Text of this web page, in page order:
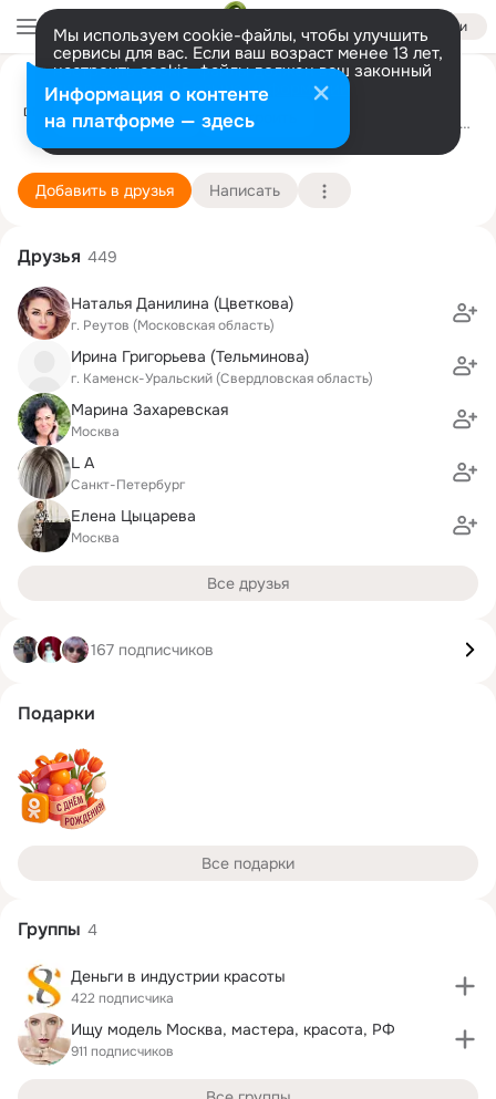
Войти
Мы используем cookie-файлы, чтобы улучшить
сервисы для вас. Если ваш возраст менее 13 лет,
настроить cookie-файлы должен ваш законный
представитель. Больше информации
Разрешить все Настроить
Demetrius School
Москва 13 ноября
Школа
Подробнее
Добавить в друзья Написать
Друзья 449
Наталья Данилина (Цветкова)
г. Реутов (Московская область)
Ирина Григорьева (Тельминова)
г. Каменск-Уральский (Свердловская область)
Марина Захаревская
Москва
L A
Санкт-Петербург
Елена Цыцарева
Москва
Все друзья
167 подписчиков
Подарки
Все подарки
Группы 4
Деньги в индустрии красоты
422 подписчика
Ищу модель Москва, мастера, красота, РФ
911 подписчиков
Информация о контенте
на платформе — здесь